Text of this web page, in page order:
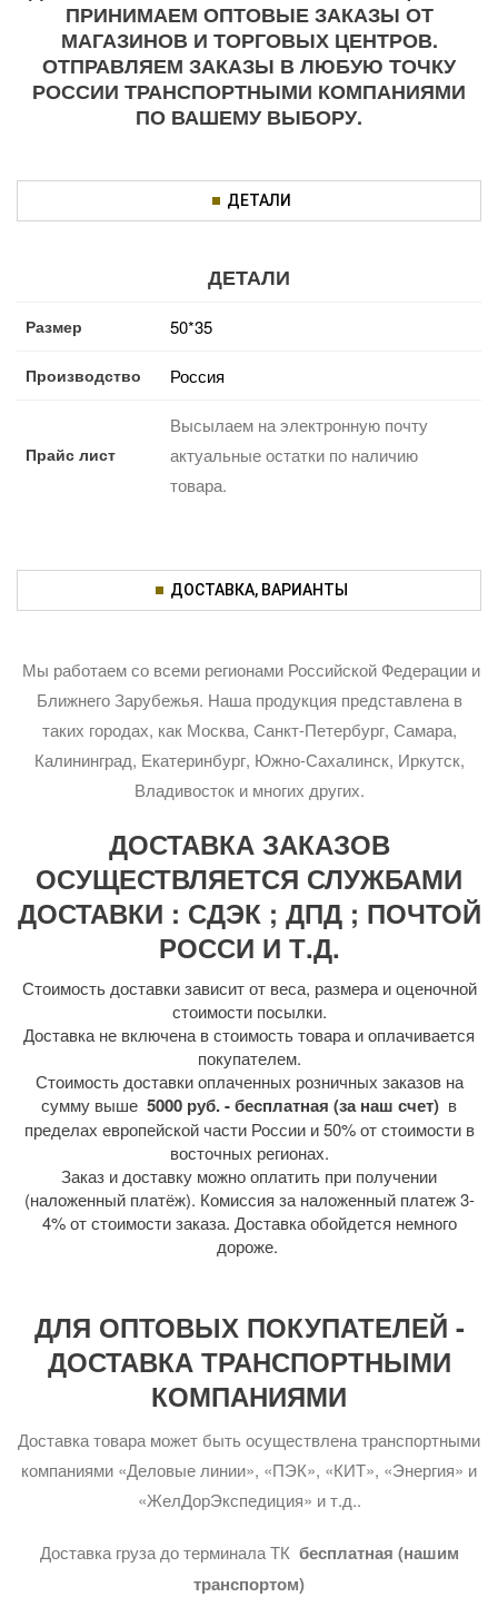
ПРИНИМАЕМ ОПТОВЫЕ ЗАКАЗЫ ОТ
МАГАЗИНОВ И ТОРГОВЫХ ЦЕНТРОВ.
ОТПРАВЛЯЕМ ЗАКАЗЫ В ЛЮБУЮ ТОЧКУ
РОССИИ ТРАНСПОРТНЫМИ КОМПАНИЯМИ
ПО ВАШЕМУ ВЫБОРУ.
ДЕТАЛИ
ДЕТАЛИ
Размер 50*35
Производство Россия
Прайс лист
Высылаем на электронную почту
актуальные остатки по наличию
товара.
ДОСТАВКА, ВАРИАНТЫ
Мы работаем со всеми регионами Российской Федерации и
Ближнего Зарубежья. Наша продукция представлена в
таких городах, как Москва, Санкт-Петербург, Самара,
Калининград, Екатеринбург, Южно-Сахалинск, Иркутск,
Владивосток и многих других.
ДОСТАВКА ЗАКАЗОВ
ОСУЩЕСТВЛЯЕТСЯ СЛУЖБАМИ
ДОСТАВКИ : СДЭК ; ДПД ; ПОЧТОЙ
РОССИ И Т.Д.
Стоимость доставки зависит от веса, размера и оценочной
стоимости посылки.
Доставка не включена в стоимость товара и оплачивается
покупателем.
Стоимость доставки оплаченных розничных заказов на
сумму выше 5000 руб. - бесплатная (за наш счет) в
пределах европейской части России и 50% от стоимости в
восточных регионах.
Заказ и доставку можно оплатить при получении
(наложенный платёж). Комиссия за наложенный платеж 3-
4% от стоимости заказа. Доставка обойдется немного
дороже.
ДЛЯ ОПТОВЫХ ПОКУПАТЕЛЕЙ -
ДОСТАВКА ТРАНСПОРТНЫМИ
КОМПАНИЯМИ
Доставка товара может быть осуществлена транспортными
компаниями «Деловые линии», «ПЭК», «КИТ», «Энергия» и
«ЖелДорЭкспедиция» и т.д..
Доставка груза до терминала ТК бесплатная (нашим
транспортом)